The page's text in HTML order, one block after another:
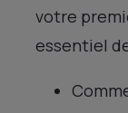
votre
essentiel